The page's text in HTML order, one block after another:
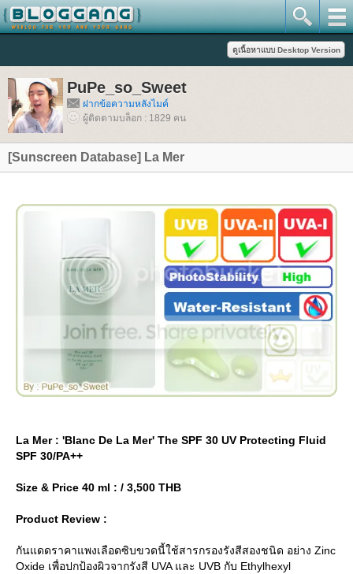
PuPe_so_Sweet
ฝากข้อความหลังไมค์
ผู้ติดตามบล็อก : 1829 คน
[Sunscreen Database] La Mer
La Mer : 'Blanc De La Mer' The SPF 30 UV Protecting Fluid
SPF 30/PA++
Size & Price 40 ml : / 3,500 THB
Product Review :
กันแดดราคาแพงเลือดซิบขวดนี้ใช้สารกรองรังสีสองชนิด อย่าง Zinc
Oxide เพื่อปกป้องผิวจากรังสี UVA และ UVB กับ Ethylhexyl